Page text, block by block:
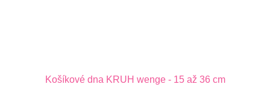
Košíkové dna KRUH wenge - 15 až 36 cm